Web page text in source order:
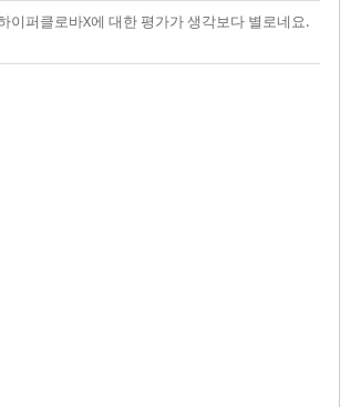
이퍼클로바X에 대한 평가가 생각보다 별로네요.